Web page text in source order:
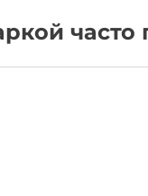
часто